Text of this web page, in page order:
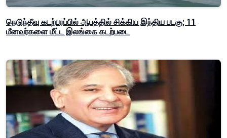
நெடுந்தீவு கடற்பரப்பில் ஆபத்தில் சிக்கிய இந்திய படகு; 11
மீனவர்களை மீட்ட இலங்கை கடற்படை